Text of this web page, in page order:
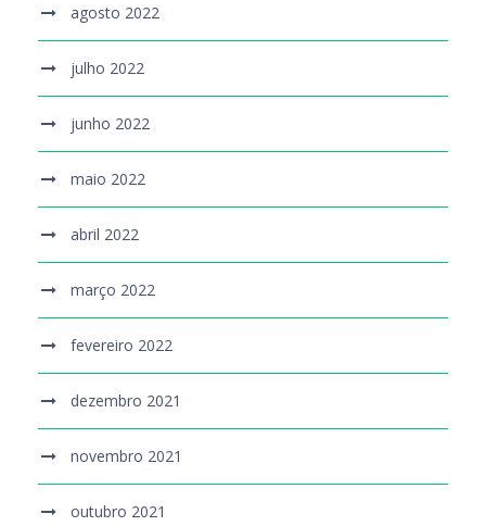
agosto 2022
julho 2022
junho 2022
maio 2022
abril 2022
março 2022
fevereiro 2022
dezembro 2021
novembro 2021
outubro 2021